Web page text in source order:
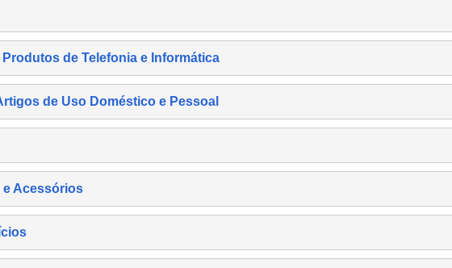
de Telefonia e Informática
de Uso Doméstico e Pessoal
e Acessórios